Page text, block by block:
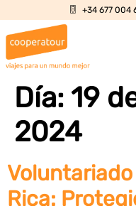
+34 677 004
Día: 19
2024
Rica: